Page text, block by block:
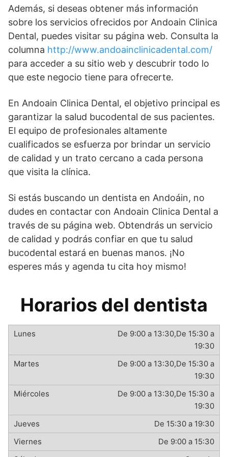
Además, si deseas obtener más información
sobre los servicios ofrecidos por Andoain Clinica
Dental, puedes visitar su página web. Consulta la
columna http://www.andoainclinicadental.com/
para acceder a su sitio web y descubrir todo lo
que este negocio tiene para ofrecerte.
En Andoain Clinica Dental, el objetivo principal es
garantizar la salud bucodental de sus pacientes.
El equipo de profesionales altamente
cualificados se esfuerza por brindar un servicio
de calidad y un trato cercano a cada persona
que visita la clínica.
Si estás buscando un dentista en Andoáin, no
dudes en contactar con Andoain Clinica Dental a
través de su página web. Obtendrás un servicio
de calidad y podrás confiar en que tu salud
bucodental estará en buenas manos. ¡No
esperes más y agenda tu cita hoy mismo!
Horarios del dentista
De 9:00 a 13:30,De 15:30 a
19:30
De 9:00 a 13:30,De 15:30 a
19:30
De 9:00 a 13:30,De 15:30 a
19:30
De 15:30 a 19:30
De 9:00 a 15:30